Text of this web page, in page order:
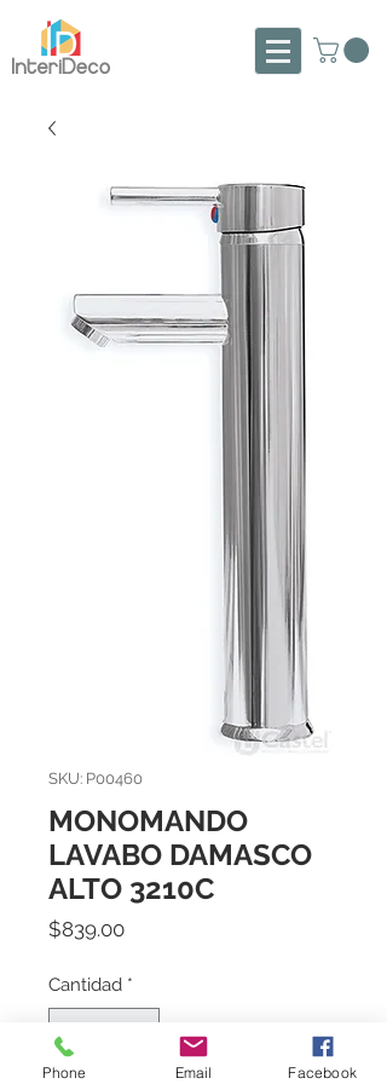
SKU: P00460
MONOMANDO
LAVABO DAMASCO
ALTO 3210C
$839.00Precio
Cantidad *
Phone Email Facebook